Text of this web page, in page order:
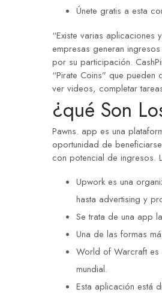
Únete gratis a esta
“Existe varias
empresas generan
por su participación.
“Pirate Coins” que
ver videos, completar
¿qué Son
Pawns. app es una
oportunidad de
con potencial de ingresos.
Upwork es una
hasta advertising y
Se trata de una app
Una de las formas
World of Warcraft es
mundial.
Esta aplicación está